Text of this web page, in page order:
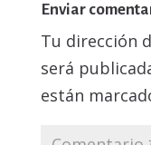
Enviar
Tu dirección
será
están